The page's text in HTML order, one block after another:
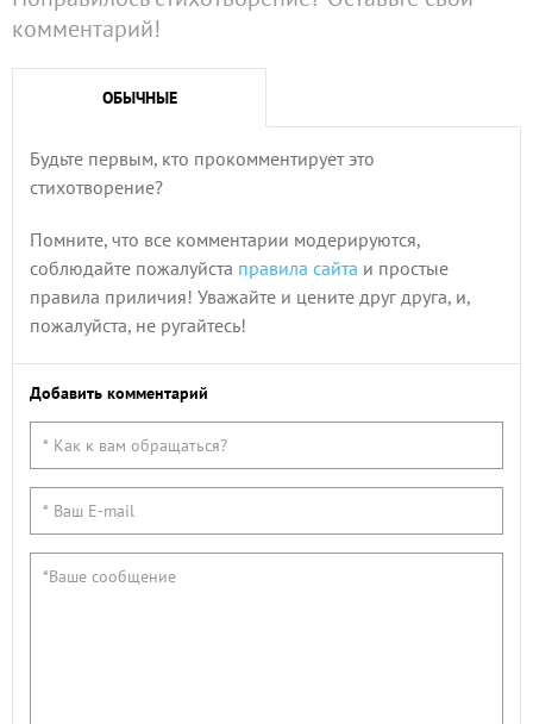
комментарий!
ОБЫЧНЫЕ
Будьте первым, кто прокомментирует это
стихотворение?
Помните, что все комментарии модерируются,
соблюдайте пожалуйста правила сайта и простые
правила приличия! Уважайте и цените друг друга, и,
пожалуйста, не ругайтесь!
Добавить комментарий